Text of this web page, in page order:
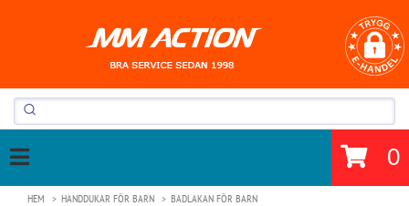
0
HEM HANDDUKAR FÖR BARN
BADLAKAN FÖR BARN